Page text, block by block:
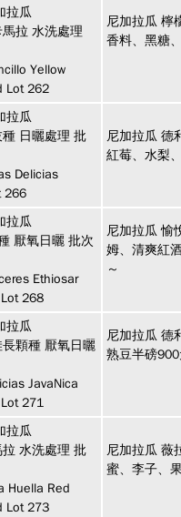
拉瓜
拉 水洗處理
Yellow
Lot 262
尼加拉瓜 檸
香料、黑糖
拉瓜
日曬處理 批
Delicias
266
尼加拉瓜 德
紅莓、水梨
拉瓜
厭氧日曬 批次
Ethiosar
268
尼加拉瓜 愉
姆、清爽紅
～
拉瓜
顆種 厭氧日曬
JavaNica
271
尼加拉瓜 德
熟豆半磅
拉瓜
水洗處理 批
Huella Red
Lot 273
尼加拉瓜 薇
蜜、李子、